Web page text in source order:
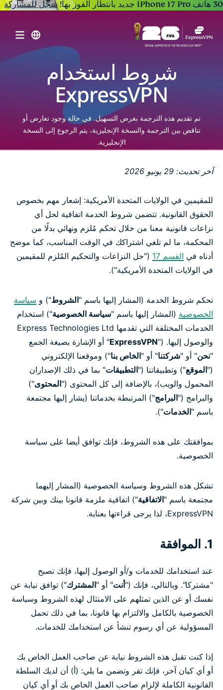
30 هاتف iPhone 17 Pro جديد بانتظار الفوز بها! سجّل للمشاركة
شروط استخدام
ExpressVPN
تم تقديم هذه الترجمة بغرض التسهيل. في حالة وجود تعارض أو
تناقض بين الترجمة والنسخة الإنجليزية، يتم الرجوع إلى النسخة
الإنجليزية.
آخر تحديث: 29 يونيو 2026
للمقيمين في الولايات المتحدة الأمريكية: إشعار مهم بخصوص
الحقوق القانونية. تتضمن شروط الخدمة اتفاقية لحل أي
نزاعات قانونية معنا من خلال تحكم مُلزم ونهائي بدلًا من
المحكمة، ما لم تلغي اشتراكك في الوقت المناسب، كما موضح
أدناه في القسم 17
("حل النزاعات والتحكيم المُلزم للمقيمين
في الولايات المتحدة الأمريكية").
تحكم شروط الخدمة (المشار إليها باسم "الشروط") و سياسة
الخصوصية (المشار إليها باسم "سياسة الخصوصية") استخدام
الخدمات المختلفة التي تقدمها Express Technologies Ltd
والوصول إليها. ("ExpressVPN" أو الإشارة بصيغة الجمع
"نحن" أو "شركتنا" أو "الخاص بنا") وموقعنا الإلكتروني
("الموقع") وتطبيقاتنا ("التطبيقات" بما في ذلك الإصداران
المحمول والويب)، بالإضافة إلى كل المحتوى ("المحتوى")
والبرامج ("البرامج") المرتبطة بخدماتنا (يشار إليها مجتمعة
باسم "الخدمات").
بموافقتك على هذه الشروط، فإنك توافق أيضا على سياسة
الخصوصية.
تشكل هذه الشروط وسياسة الخصوصية (المشار إليهما
مجتمعة باسم "الاتفاقية") اتفاقية ملزمة قانونا بينك وبين شركة
ExpressVPN، لذا يرجى قراءتها بعناية.
1. الموافقة
عند استخدامك للخدمات و/أو الوصول إليها، فإنك تصبح
"مشتركا". وبالتالي، فإنك ("أنت" أو "المشترك") توافق نيابة عن
نفسك أو عن الذين تمثلهم على الامتثال لهذه الشروط وسياسة
الخصوصية بالكامل والالتزام بها قانونا، بما في ذلك تحمل
المسؤولية عن أي رسوم تنشأ عن استخدامك للخدمات.
إذا كنت تقبل هذه الشروط نيابة عن صاحب العمل الخاص بك
أو أي كيان آخر، فإنك تقر وتضمن ما يلي: (أ) أن لديك السلطة
القانونية الكاملة لإلزام صاحب العمل الخاص بك أو أي كيان